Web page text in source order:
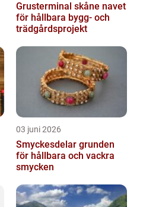
Grusterminal skåne navet
för hållbara bygg- och
trädgårdsprojekt
03 juni 2026
Smyckesdelar grunden
för hållbara och vackra
smycken